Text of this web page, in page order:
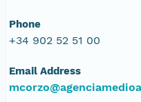
Phone
+34 902 52 51 00
Email Address